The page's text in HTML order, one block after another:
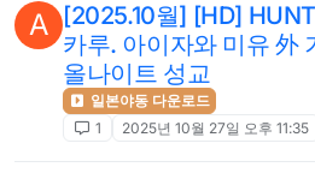
A [2025.10월] [HD]
카루. 아이자와 미유 外
올나이트 성교
일본야동 다운로드
1
2025년 10월 27일 오후 11:35